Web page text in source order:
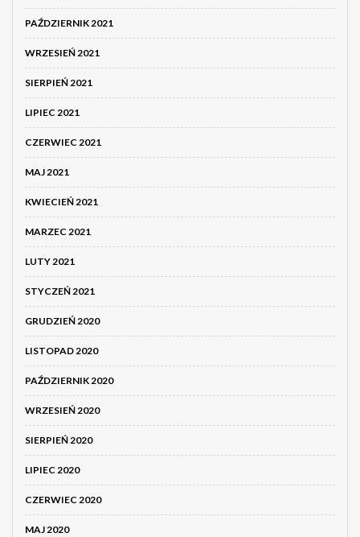
PAŹDZIERNIK 2021
WRZESIEŃ 2021
SIERPIEŃ 2021
LIPIEC 2021
CZERWIEC 2021
MAJ 2021
KWIECIEŃ 2021
MARZEC 2021
LUTY 2021
STYCZEŃ 2021
GRUDZIEŃ 2020
LISTOPAD 2020
PAŹDZIERNIK 2020
WRZESIEŃ 2020
SIERPIEŃ 2020
LIPIEC 2020
CZERWIEC 2020
MAJ 2020